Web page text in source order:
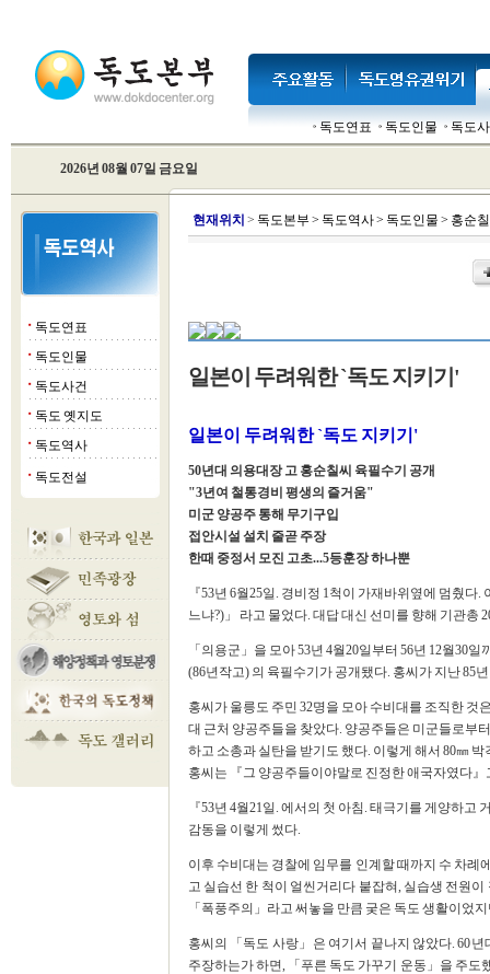
독도연표 독도인물 독도
2026년 08월 07일 금요일
■ 독도연표
■ 독도인물
■ 독도사건
■ 독도 옛지도
■ 독도역사
■ 독도전설
현재위치 > 독도본부 > 독도역사> 독도인물 > 홍순
일본이 두려워한 `독도 지키기'
일본이 두려워한 `독도 지키기'
50년대 의용대장 고 홍순칠씨 육필수기 공개
"3년여 철통경비 평생의 즐거움"
미군 양공주 통해 무기구입
접안시설 설치 줄곧 주장
한때 중정서 모진 고초...5등훈장 하나뿐
『53년 6월25일. 경비정 1척이 가재바위옆에 멈췄
느냐?)」 라고 물었다. 대답 대신 선미를 향해 기관총
「의용군」을 모아 53년 4월20일부터 56년 12월30
(86년작고) 의 육필수기가 공개됐다. 홍씨가 지난 85
홍씨가 울릉도 주민 32명을 모아 수비대를 조직한 것
대 근처 양공주들을 찾았다. 양공주들은 미군들로부
하고 소총과 실탄을 받기도 했다. 이렇게 해서 80㎜
홍씨는 『그 양공주들이야말로 진정한 애국자였다』
『53년 4월21일. 에서의 첫 아침. 태극기를 게양하
감동을 이렇게 썼다.
이후 수비대는 경찰에 임무를 인계할 때까지 수 차
고 실습선 한 척이 얼씬거리다 붙잡혀, 실습생 전원
「폭풍주의」라고 써놓을 만큼 궂은 독도 생활이었
홍씨의 「독도 사랑」은 여기서 끝나지 않았다. 60
주장하는가 하면, 「푸른 독도 가꾸기 운동」을 주도